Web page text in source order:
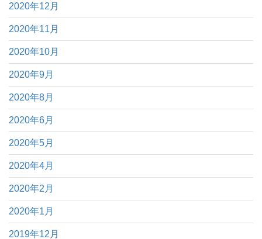
2020年12月
2020年11月
2020年10月
2020年9月
2020年8月
2020年6月
2020年5月
2020年4月
2020年2月
2020年1月
2019年12月